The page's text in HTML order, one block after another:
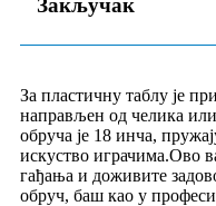
Закључак
За пластичну таблу је
направљен од челика
обруча је 18 инча,
искуство играчима.Ово
гађања и доживите
обруч, баш као у